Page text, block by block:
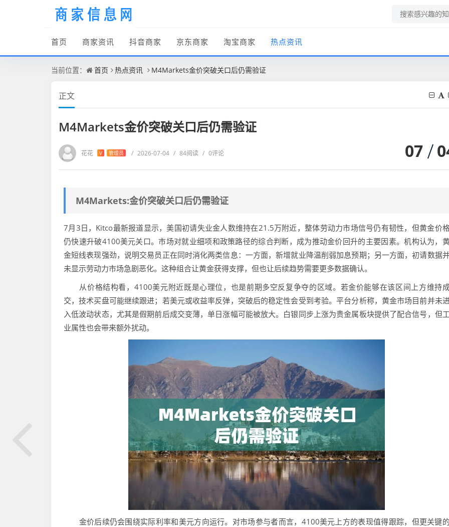
首页 商家资讯 抖音商家 京东商家 淘宝商家 热点资讯
当前位置： 首页 热点资讯 M4Markets金价突破关口后仍需验证
正文
M4Markets金价突破关口后仍需验证
花花 V 管理员 / 2026-07-04 / 84阅读 / 0评论 07
M4Markets:金价突破关口后仍需验证
7月3日，Kitco最新报道显示，美国初请失业金人数维持在21.5万附近，整体劳动力市场信号仍有韧性，但黄金价
仍快速升破4100美元关口。市场对就业细项和政策路径的综合判断，成为推动金价回升的主要因素。机构认为，
金短线表现强劲，说明交易员正在同时消化两类信息：一方面，新增就业降温削弱加息预期；另一方面，初请数据
未显示劳动力市场急剧恶化。这种组合让黄金获得支撑，但也让后续趋势需要更多数据确认。
从价格结构看，4100美元附近既是心理位，也是前期多空反复争夺的区域。若金价能够在该区间上方维持
交，技术买盘可能继续跟进；若美元或收益率反弹，突破后的稳定性会受到考验。平台分析称，黄金市场目前并未
入低波动状态，尤其是假期前后成交变薄，单日涨幅可能被放大。白银同步上涨为贵金属板块提供了配合信号，但工
业属性也会带来额外扰动。
金价后续仍会围绕实际利率和美元方向运行。对市场参与者而言，4100美元上方的表现值得跟踪，但更关键的